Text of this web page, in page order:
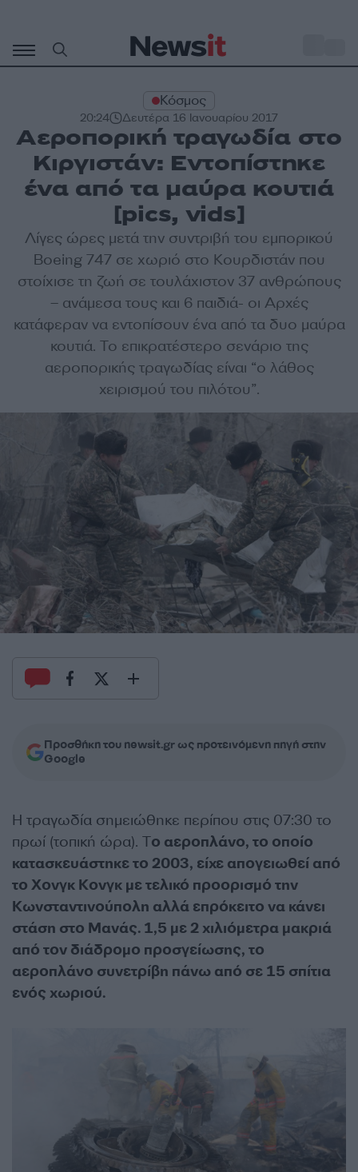
περιεχόμενο
Κόσμος
20:24 Δευτέρα 16 Ιανουαρίου 2017
Αεροπορική τραγωδία στο
Κιργιστάν: Εντοπίστηκε
ένα από τα μαύρα κουτιά
[pics, vids]
Λίγες ώρες μετά την συντριβή του εμπορικού
Boeing 747 σε χωριό στο Κουρδιστάν που
στοίχισε τη ζωή σε τουλάχιστον 37 ανθρώπους
– ανάμεσα τους και 6 παιδιά- οι Αρχές
κατάφεραν να εντοπίσουν ένα από τα δυο μαύρα
κουτιά. Το επικρατέστερο σενάριο της
αεροπορικής τραγωδίας είναι “ο λάθος
χειρισμού του πιλότου”.
Προσθήκη του newsit.gr ως προτεινόμενη πηγή στην
Google
Η τραγωδία σημειώθηκε περίπου στις 07:30 το
πρωί (τοπική ώρα). Το αεροπλάνο, το οποίο
κατασκευάστηκε το 2003, είχε απογειωθεί από
το Χονγκ Κονγκ με τελικό προορισμό την
Κωνσταντινούπολη αλλά επρόκειτο να κάνει
στάση στο Μανάς. 1,5 με 2 χιλιόμετρα μακριά
από τον διάδρομο προσγείωσης, το
αεροπλάνο συνετρίβη πάνω από σε 15 σπίτια
ενός χωριού.